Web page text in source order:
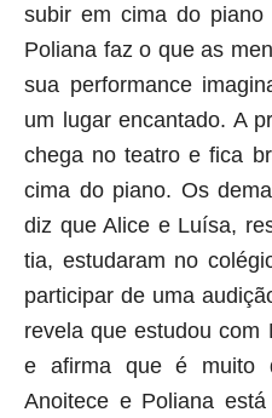
subir em cima do
Poliana faz o que as
sua performance
um lugar encantado. A
chega no teatro e fica
cima do piano. Os
diz que Alice e Luísa,
tia, estudaram no
participar de uma
revela que estudou com
e afirma que é muito
Anoitece e Poliana